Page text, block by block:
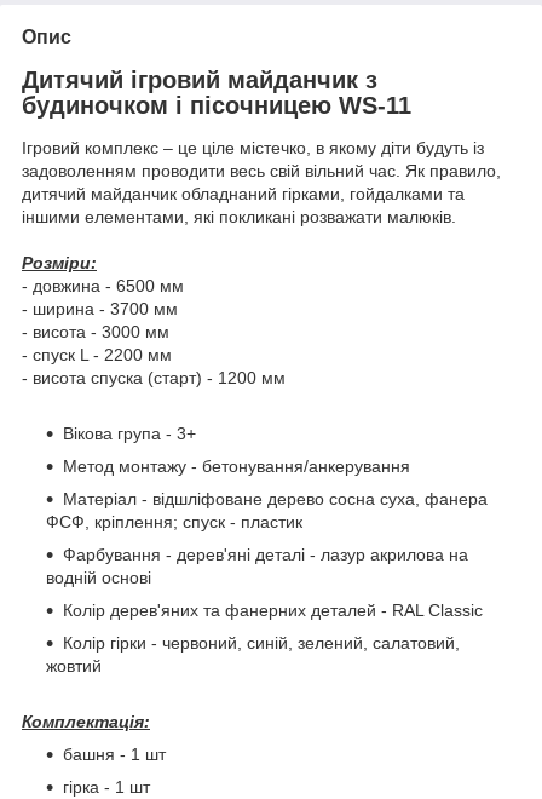
Опис
Дитячий ігровий майданчик з
будиночком і пісочницею WS-11
Ігровий комплекс – це ціле містечко, в якому діти будуть із
задоволенням проводити весь свій вільний час. Як правило,
дитячий майданчик обладнаний гірками, гойдалками та
іншими елементами, які покликані розважати малюків.
Розміри:
- довжина - 6500 мм
- ширина - 3700 мм
- висота - 3000 мм
- спуск L - 2200 мм
- висота спуска (старт) - 1200 мм
Вікова група - 3+
Метод монтажу - бетонування/анкерування
Матеріал - відшліфоване дерево сосна суха, фанера
ФСФ, кріплення; спуск - пластик
Фарбування - дерев'яні деталі - лазур акрилова на
водній основі
Колір дерев'яних та фанерних деталей - RAL Classic
Колір гірки - червоний, синій, зелений, салатовий,
жовтий
Комплектація:
башня - 1 шт
гірка - 1 шт